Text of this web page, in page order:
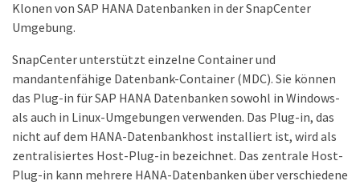
Klonen von SAP HANA Datenbanken in der SnapCenter
Umgebung.
SnapCenter unterstützt einzelne Container und
mandantenfähige Datenbank-Container (MDC). Sie können
das Plug-in für SAP HANA Datenbanken sowohl in Windows-
als auch in Linux-Umgebungen verwenden. Das Plug-in, das
nicht auf dem HANA-Datenbankhost installiert ist, wird als
zentralisiertes Host-Plug-in bezeichnet. Das zentrale Host-
Plug-in kann mehrere HANA-Datenbanken über verschiedene